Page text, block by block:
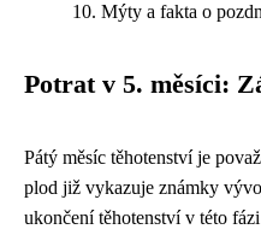
Mýty a fakta o
Potrat v 5. měsíci:
Pátý měsíc těhotenství je
plod již vykazuje známky
ukončení těhotenství v této